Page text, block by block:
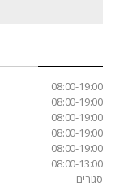
08:00-19:00
08:00-19:00
08:00-19:00
08:00-19:00
08:00-19:00
08:00-13:00
סגורים